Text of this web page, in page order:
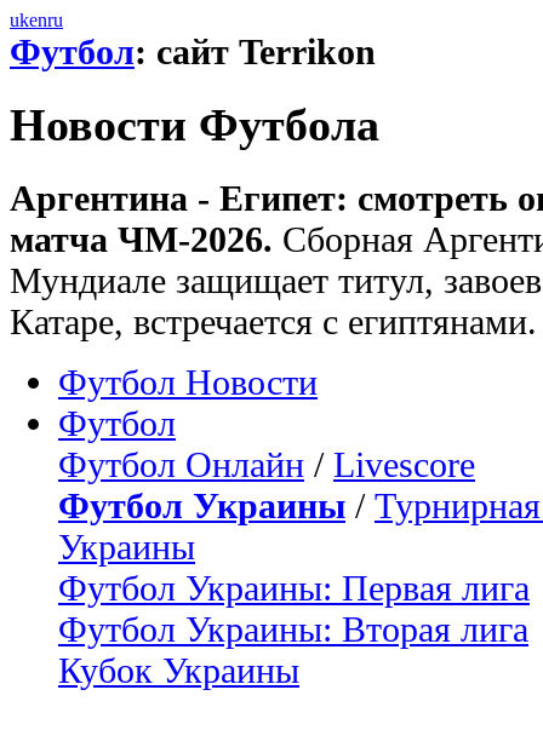
ukenru
Футбол: сайт Terrikon
Новости Футбола
Аргентина - Египет: смотреть
матча ЧМ-2026. Сборная
Мундиале защищает титул,
Катаре, встречается с египтянами.
Футбол Новости
Футбол
Футбол Онлайн / Livescore
Футбол Украины /
Украины
Футбол Украины: Первая лига
Футбол Украины: Вторая лига
Кубок Украины